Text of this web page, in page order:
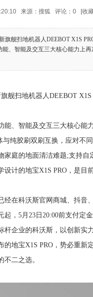
来源：搜狐 评论： 0 [收
舰扫地机器人DEEBOT X1S
、智能及交互三大核心能力上再
扫地机器人DEEBOT X1S
、智能及交互三大核心能
纯胶刷双刷互换，应对不
家庭的地面清洁难题;支持自
设计的地宝X1S PRO，是目
在科沃斯官网商城、抖音
起，5月23日20:00前支付定
杆企业的科沃斯，以创新实
的地宝X1S PRO，势必重新
二之选。